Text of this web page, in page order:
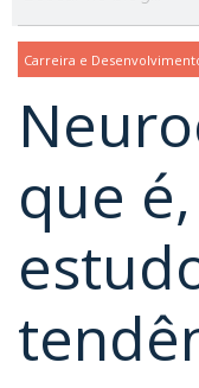
Carreira e
que